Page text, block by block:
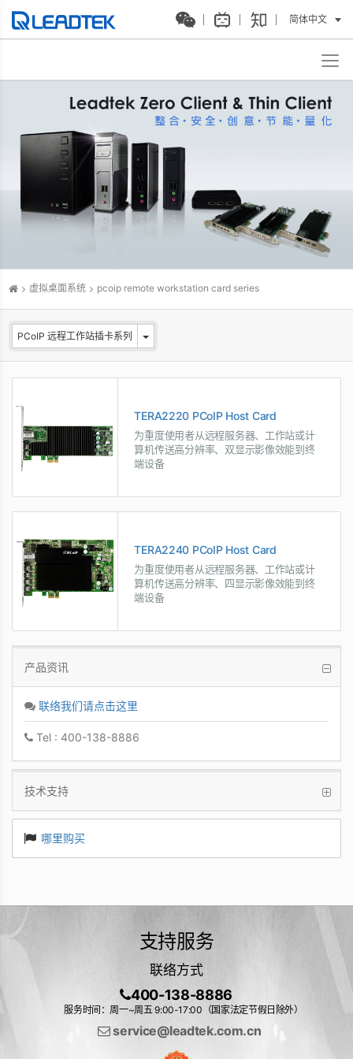
简体中文
虚拟桌面系统 pcoip remote workstation card series
PCoIP 远程工作站插卡系列
TERA2220 PCoIP Host Card
为重度使用者从远程服务器、工作站或计
算机传送高分辨率、双显示影像效能到终
端设备
TERA2240 PCoIP Host Card
为重度使用者从远程服务器、工作站或计
算机传送高分辨率、四显示影像效能到终
端设备
产品资讯
联络我们请点击这里
Tel : 400-138-8886
技术支持
哪里购买
支持服务
联络方式
400-138-8886
服务时间：周一~周五 9:00-17:00（国家法定节假日除外）
service@leadtek.com.cn